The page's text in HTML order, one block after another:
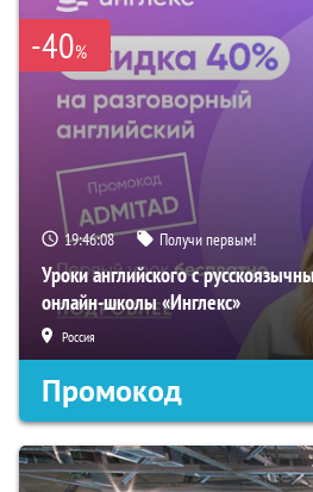
-40%
19:46:07 Получи первым!
Уроки английского с
онлайн-школы «Инглекс»
Россия
Промокод